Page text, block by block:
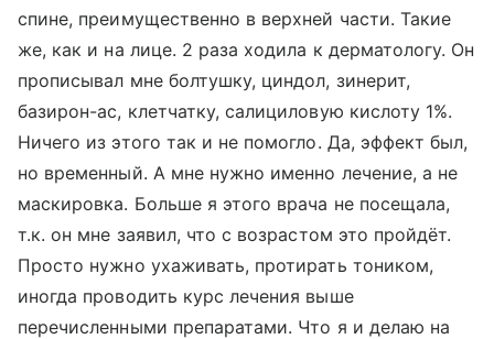
спине, преимущественно в верхней части. Такие
же, как и на лице. 2 раза ходила к дерматологу. Он
прописывал мне болтушку, циндол, зинерит,
базирон-ас, клетчатку, салициловую кислоту 1%.
Ничего из этого так и не помогло. Да, эффект был,
но временный. А мне нужно именно лечение, а не
маскировка. Больше я этого врача не посещала,
т.к. он мне заявил, что с возрастом это пройдёт.
Просто нужно ухаживать, протирать тоником,
иногда проводить курс лечения выше
перечисленными препаратами. Что я и делаю на